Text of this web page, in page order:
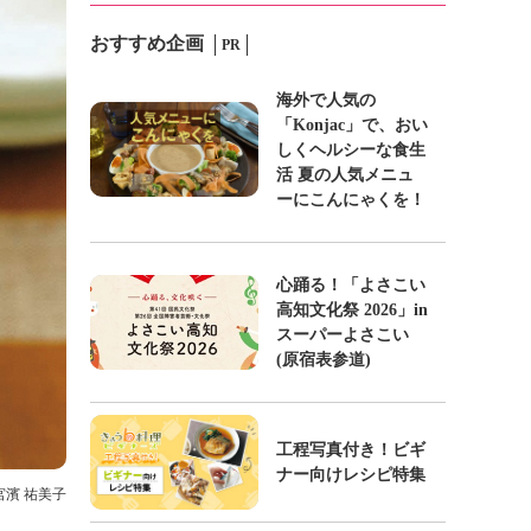
濱 祐美子
おすすめ企画 PR
海外で人気の
「Konjac」で、おい
しくヘルシーな食生
活 夏の人気メニュ
ーにこんにゃくを！
心踊る！「よさこい
高知文化祭 2026」in
スーパーよさこい
(原宿表参道)
工程写真付き！ビギ
ナー向けレシピ特集